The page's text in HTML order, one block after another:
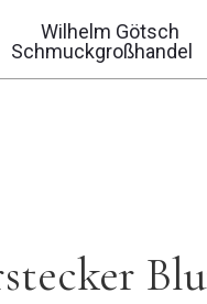
Kinderohrstecker